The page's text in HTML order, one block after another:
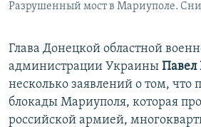
Разрушенный мост в Мариуполе.
Глава Донецкой областной
администрации Украины Павел
несколько заявлений о том, что
блокады Мариуполя, которая
российской армией,